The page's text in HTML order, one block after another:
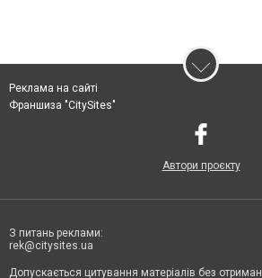
Реклама на сайті
Франшиза "CitySites"
Автори проєкту
З питань реклами:
rek@citysites.ua
Допускається цитування матеріалів без